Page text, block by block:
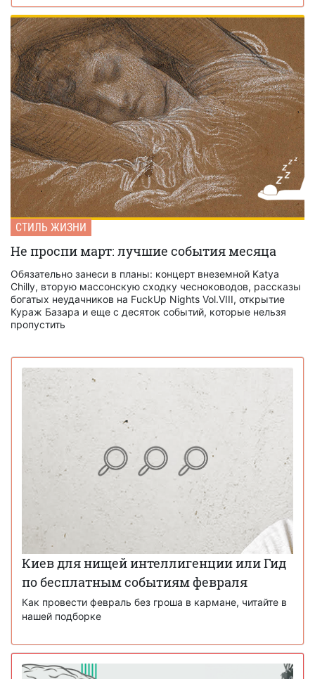
СТИЛЬ ЖИЗНИ
Не проспи март: лучшие события месяца
Обязательно занеси в планы: концерт внеземной Katya
Chilly, вторую массонскую сходку чесноководов, рассказы
богатых неудачников на FuckUp Nights Vol.VIII, открытие
Кураж Базара и еще с десяток событий, которые нельзя
пропустить
Киев для нищей интеллигенции или Гид
по бесплатным событиям февраля
Как провести февраль без гроша в кармане, читайте в
нашей подборке